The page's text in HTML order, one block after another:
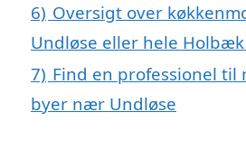
6) Oversigt over
Undløse eller hele
7) Find en professionel til
byer nær Undløse